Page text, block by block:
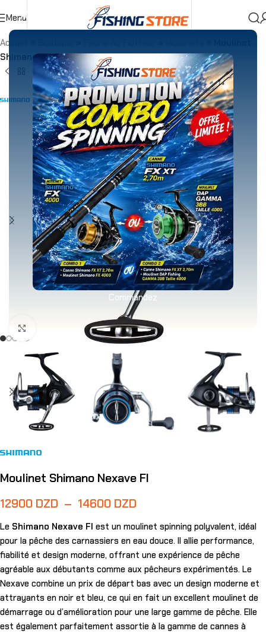
Commandez
Menu
Accueil
Shimano Nexave FI
Moulinet Shimano Nexave FI
12900 DZD – 14600 DZD
Le Shimano Nexave FI est un moulinet spinning polyvalent, idéal
pour la pêche des carnassiers en eau douce. Il allie performance,
fiabilité et design moderne, offrant une expérience de pêche
agréable aux débutants comme aux pêcheurs expérimentés. Le
Nexave combine un prix de départ bas avec un design moderne et
attrayants en noir et bleu, ce qui en fait un excellent moulinet de
démarrage ou d’amélioration pour une large gamme de pêche. Elle
est également parfaitement assortie à la gamme de cannes à